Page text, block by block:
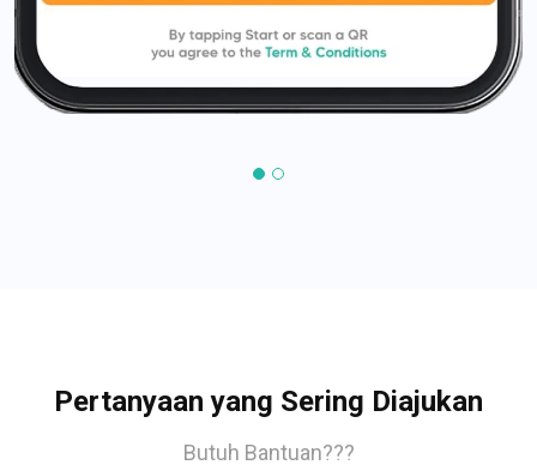
Pertanyaan yang Sering Diajukan
Butuh Bantuan???